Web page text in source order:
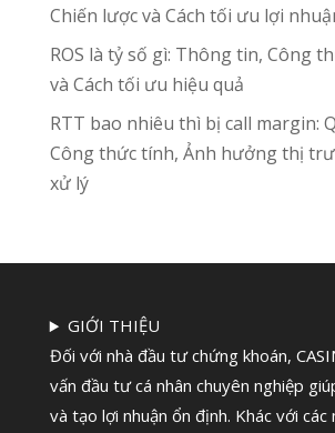
Chiến lược và Cách tối ưu lợi
ROS là tỷ số gì: Thông tin, Công
và Cách tối ưu hiệu quả
RTT bao nhiêu thì bị call margin:
Công thức tính, Ảnh hưởng thị
xử lý
GIỚI THIỆU
Đối với nhà đầu tư chứng khoán,
vấn đầu tư cá nhân chuyên nghiệp
và tạo lợi nhuận ổn định. Khác với